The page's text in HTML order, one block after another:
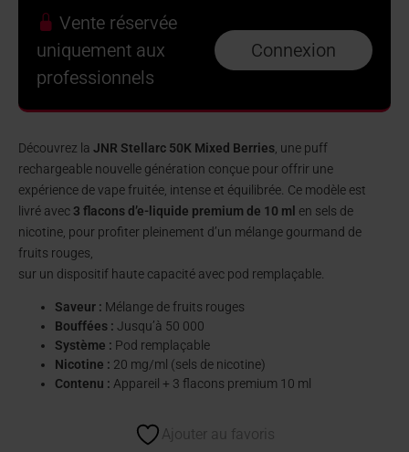
Vente réservée
uniquement aux
professionnels
Connexion
Découvrez la JNR Stellarc 50K Mixed Berries , une puff
rechargeable nouvelle génération conçue pour offrir une
expérience de vape fruitée, intense et équilibrée. Ce modèle est
livré avec3 flacons d’e-liquide premium de 10 ml en sels de
nicotine, pour profiter pleinement d’un mélange gourmand de
fruits rouges,
sur un dispositif haute capacité avec pod remplaçable.
Saveur : Mélange de fruits rouges
Bouffées : Jusqu’à 50 000
Système : Pod remplaçable
Nicotine : 20 mg/ml (sels de nicotine)
Contenu : Appareil + 3 flacons premium 10 ml
Ajouter au favoris